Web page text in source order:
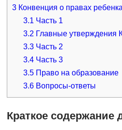
3Конвенция о правах
3.1 Часть 1
3.2 Главные утверждения
3.3 Часть 2
3.4 Часть 3
3.5 Право на образование
3.6 Вопросы-ответы
Краткое содержание